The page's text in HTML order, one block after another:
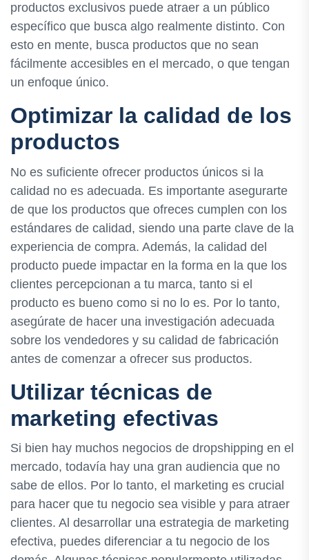
productos exclusivos puede atraer a un público
específico que busca algo realmente distinto. Con
esto en mente, busca productos que no sean
fácilmente accesibles en el mercado, o que tengan
un enfoque único.
Optimizar la calidad de los
productos
No es suficiente ofrecer productos únicos si la
calidad no es adecuada. Es importante asegurarte
de que los productos que ofreces cumplen con los
estándares de calidad, siendo una parte clave de la
experiencia de compra. Además, la calidad del
producto puede impactar en la forma en la que los
clientes percepcionan a tu marca, tanto si el
producto es bueno como si no lo es. Por lo tanto,
asegúrate de hacer una investigación adecuada
sobre los vendedores y su calidad de fabricación
antes de comenzar a ofrecer sus productos.
Utilizar técnicas de
marketing efectivas
Si bien hay muchos negocios de dropshipping en el
mercado, todavía hay una gran audiencia que no
sabe de ellos. Por lo tanto, el marketing es crucial
para hacer que tu negocio sea visible y para atraer
clientes. Al desarrollar una estrategia de marketing
efectiva, puedes diferenciar a tu negocio de los